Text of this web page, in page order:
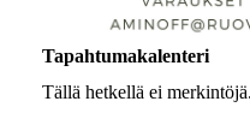
Tapahtumakalenteri
Tällä hetkellä ei merkintöjä.